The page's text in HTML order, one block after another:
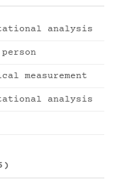
analysis
measurement
analysis